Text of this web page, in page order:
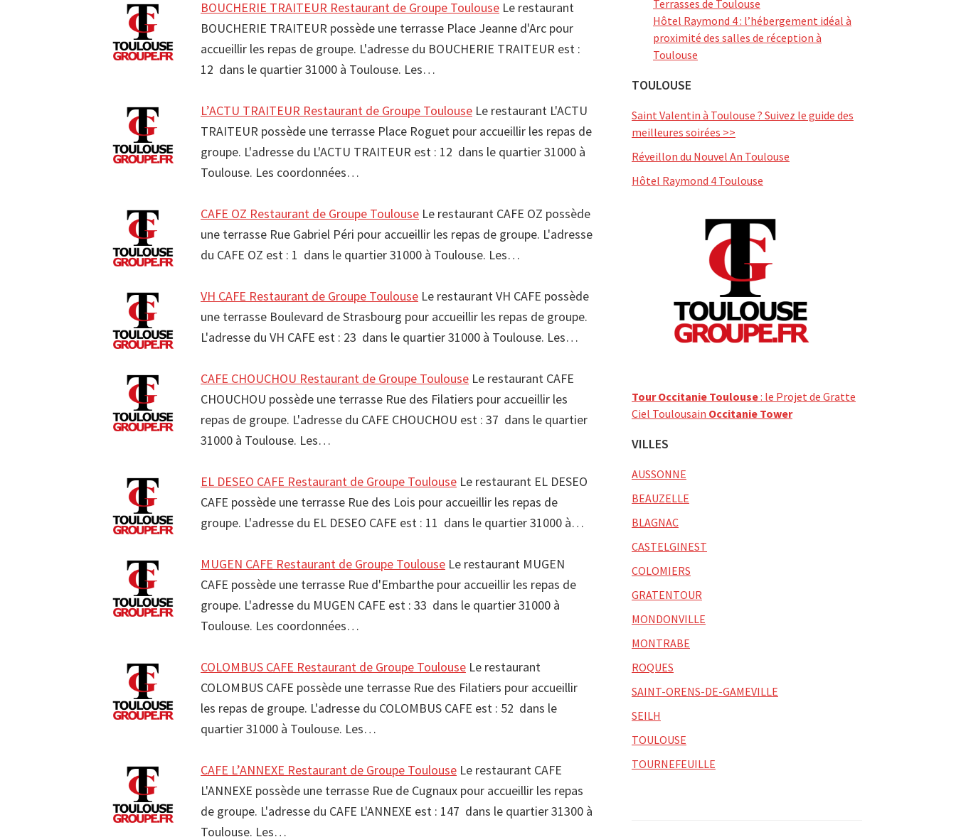
BOUCHERIE TRAITEUR Restaurant de Groupe Toulouse Le restaurant
BOUCHERIE TRAITEUR possède une terrasse Place Jeanne d'Arc pour
accueillir les repas de groupe. L'adresse du BOUCHERIE TRAITEUR est :
12 dans le quartier 31000 à Toulouse. Les…
L’ACTU TRAITEUR Restaurant de Groupe Toulouse Le restaurant L'ACTU
TRAITEUR possède une terrasse Place Roguet pour accueillir les repas de
groupe. L'adresse du L'ACTU TRAITEUR est : 12 dans le quartier 31000 à
Toulouse. Les coordonnées…
CAFE OZ Restaurant de Groupe Toulouse Le restaurant CAFE OZ possède
une terrasse Rue Gabriel Péri pour accueillir les repas de groupe. L'adresse
du CAFE OZ est : 1 dans le quartier 31000 à Toulouse. Les…
VH CAFE Restaurant de Groupe Toulouse Le restaurant VH CAFE possède
une terrasse Boulevard de Strasbourg pour accueillir les repas de groupe.
L'adresse du VH CAFE est : 23 dans le quartier 31000 à Toulouse. Les…
CAFE CHOUCHOU Restaurant de Groupe Toulouse Le restaurant CAFE
CHOUCHOU possède une terrasse Rue des Filatiers pour accueillir les
repas de groupe. L'adresse du CAFE CHOUCHOU est : 37 dans le quartier
31000 à Toulouse. Les…
EL DESEO CAFE Restaurant de Groupe Toulouse Le restaurant EL DESEO
CAFE possède une terrasse Rue des Lois pour accueillir les repas de
groupe. L'adresse du EL DESEO CAFE est : 11 dans le quartier 31000 à…
MUGEN CAFE Restaurant de Groupe Toulouse Le restaurant MUGEN
CAFE possède une terrasse Rue d'Embarthe pour accueillir les repas de
groupe. L'adresse du MUGEN CAFE est : 33 dans le quartier 31000 à
Toulouse. Les coordonnées…
COLOMBUS CAFE Restaurant de Groupe Toulouse Le restaurant
COLOMBUS CAFE possède une terrasse Rue des Filatiers pour accueillir
les repas de groupe. L'adresse du COLOMBUS CAFE est : 52 dans le
quartier 31000 à Toulouse. Les…
CAFE L’ANNEXE Restaurant de Groupe Toulouse Le restaurant CAFE
L'ANNEXE possède une terrasse Rue de Cugnaux pour accueillir les repas
de groupe. L'adresse du CAFE L'ANNEXE est : 147 dans le quartier 31300 à
Toulouse. Les…
Terrasses de Toulouse
Hôtel Raymond 4 : l’hébergement idéal à
proximité des salles de réception à
Toulouse
TOULOUSE
Saint Valentin à Toulouse ? Suivez le guide des
meilleures soirées >>
Réveillon du Nouvel An Toulouse
Hôtel Raymond 4 Toulouse
Tour Occitanie Toulouse: le Projet de Gratte
Ciel Toulousain Occitanie Tower
VILLES
AUSSONNE
BEAUZELLE
BLAGNAC
CASTELGINEST
COLOMIERS
GRATENTOUR
MONDONVILLE
MONTRABE
ROQUES
SAINT-ORENS-DE-GAMEVILLE
SEILH
TOULOUSE
TOURNEFEUILLE